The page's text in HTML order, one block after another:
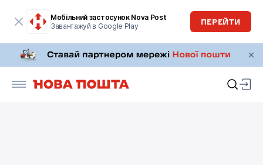
Мобільний застосунок Nova Post
Завантажуй в Google Play
ПЕРЕЙТИ